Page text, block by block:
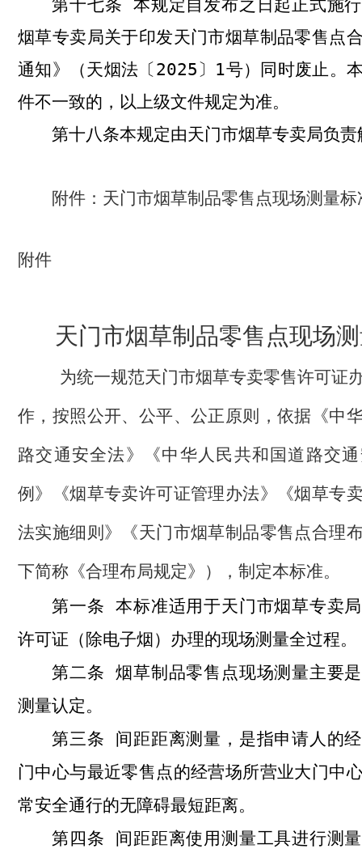
第十七条 本规定自发布之日起正式施
烟草专卖局关于印发天门市烟草制品零售点
通知》（天烟法〔2025〕 1号）同时废止。
件不一致的，以上级文件规定为准。
第十八条本规定由天门市烟草专卖局负责
附件：天门市烟草制品零售点现场测量标
附件
天门市烟草制品零售点现场
为统一规范天门市烟草专卖零售许可证
作，按照公开、公平、公正原则，依据《中
路交通安全法》《中华人民共和国道路交
例》《烟草专卖许可证管理办法》《烟草专
法实施细则》《天门市烟草制品零售点合理
下简称《合理布局规定》），制定本标准。
第一条 本标准适用于天门市烟草专卖
许可证（除电子烟）办理的现场测量全过程。
第二条 烟草制品零售点现场测量主要
测量认定。
第三条 间距距离测量，是指申请人的
门中心与最近零售点的经营场所营业大门中
常安全通行的无障碍最短距离。
第四条 间距距离使用测量工具进行测